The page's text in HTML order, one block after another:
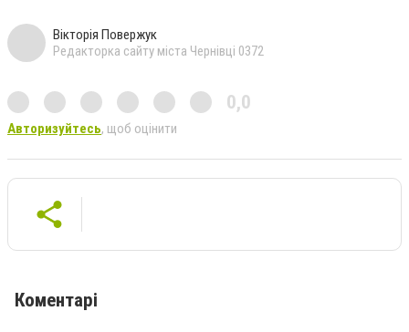
Вікторія Повержук
Редакторка сайту міста Чернівці 0372
0,0
Авторизуйтесь, щоб оцінити
Коментарі